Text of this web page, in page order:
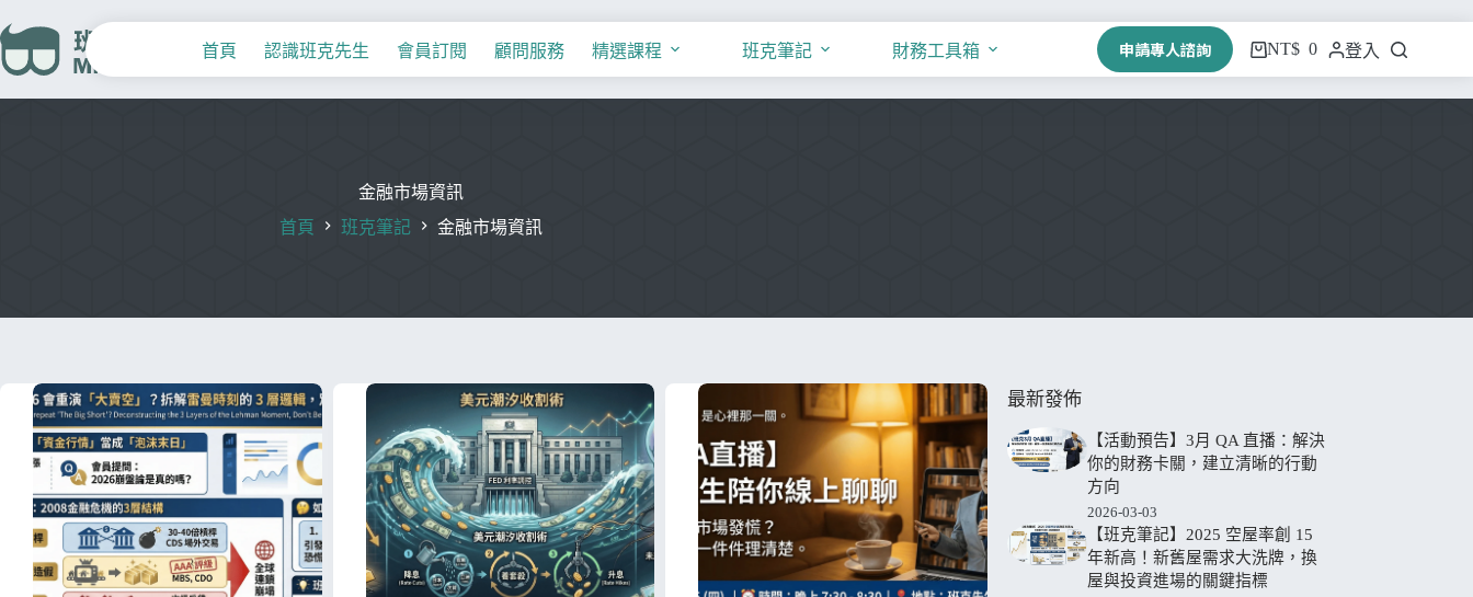
首頁 認識班克先生 會員訂閱 顧問服務 精選課程 班克筆記 財務工具箱 申請專人諮詢 NT$ 0 登入
金融市場資訊
首頁
班克筆記 金融市場資訊
最新發佈
【活動預告】3月 QA 直播：解決
你的財務卡關，建立清晰的行動
方向
2026-03-03
【班克筆記】2025 空屋率創 15
年新高！新舊屋需求大洗牌，換
屋與投資進場的關鍵指標